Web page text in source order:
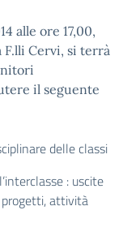
alle ore 17,00,
F.lli Cervi, si terrà
il seguente
delle classi
: uscite
progetti, attività